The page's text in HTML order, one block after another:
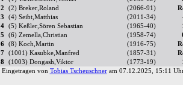
2
(2) Breker,Roland (2066-91)
3
(4) Seibt,Matthias (2011-34)
4
(5) Keßler,Sören Sebastian (1965-40)
5
(6) Zemella,Christian (1958-74)
6
(8) Koch,Martin (1916-75)
7
(1001) Kasubke,Manfred (1857-31)
8
(1003) Dongash,Viktor (1773-19)
Eingetragen von Tobias Tscheuschneram 07.12.2025, 15:11